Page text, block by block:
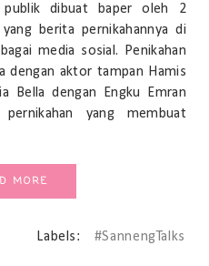
dibuat baper oleh 2
berita pernikahannya di
media sosial. Penikahan
dengan aktor tampan Hamis
Bella dengan Engku Emran
yang membuat
MORE
Labels: #SannengTalks